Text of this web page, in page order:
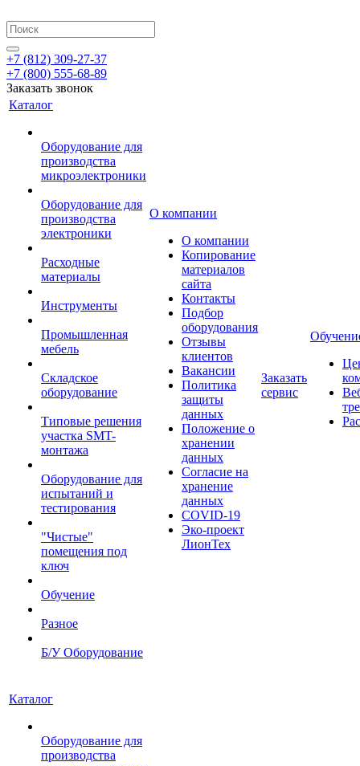
+7 (812) 309-27-37
+7 (800) 555-68-89
Заказать звонок
Каталог
Оборудование для
производства
микроэлектроники
Оборудование для
производства
электроники
Расходные
материалы
Инструменты
Промышленная
мебель
Складское
оборудование
Типовые решения
участка SMT-
монтажа
Оборудование для
испытаний и
тестирования
"Чистые"
помещения под
ключ
Обучение
Разное
Б/У Оборудование
О компании
О компании
Копирование
материалов
сайта
Контакты
Подбор
оборудования
Отзывы
клиентов
Вакансии
Политика
защиты
данных
Положение о
хранении
данных
Согласие на
хранение
данных
COVID-19
Эко-проект
ЛионТех
Заказать
сервис
Каталог
Оборудование для
производства